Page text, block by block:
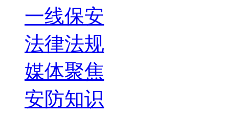
一线保安
法律法规
媒体聚焦
安防知识